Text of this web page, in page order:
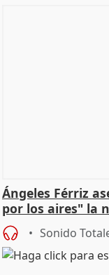
Ángeles Férriz
por los aires" la
SMA
Sonido